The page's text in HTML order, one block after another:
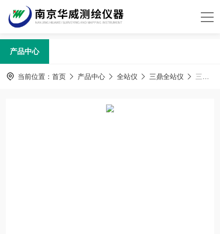
产品中心
当前位置： 首页 产品中心 全站仪 三鼎全站仪 三鼎STS-762R10彩屏全站仪